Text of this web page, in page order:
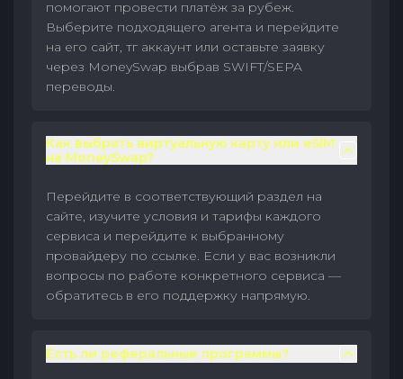
помогают провести платёж за рубеж.
Выберите подходящего агента и перейдите
на его сайт, тг аккаунт или оставьте заявку
через MoneySwap выбрав SWIFT/SEPA
переводы.
Как выбрать виртуальную карту или eSIM
на MoneySwap?
Перейдите в соответствующий раздел на
сайте, изучите условия и тарифы каждого
сервиса и перейдите к выбранному
провайдеру по ссылке. Если у вас возникли
вопросы по работе конкретного сервиса —
обратитесь в его поддержку напрямую.
Есть ли реферальные программы?